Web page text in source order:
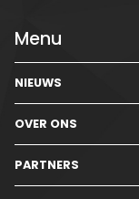
Menu
NIEUWS
OVER ONS
PARTNERS